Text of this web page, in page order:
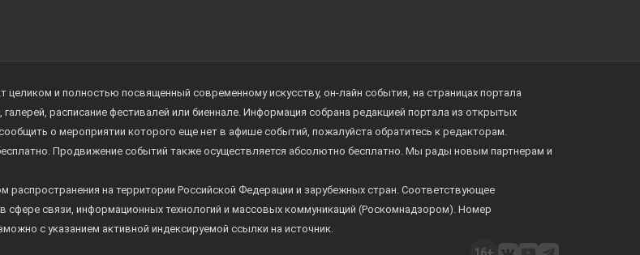
и полностью посвященный современному искусству, он-лайн события, на страницах портала
расписание фестивалей или биеннале. Информация собрана редакцией портала из открытых
о мероприятии которого еще нет в афише событий, пожалуйста обратитесь к редакторам.
Продвижение событий также осуществляется абсолютно бесплатно. Мы рады новым партнерам и
распространения на территории Российской Федерации и зарубежных стран. Соответствующее
связи, информационных технологий и массовых коммуникаций (Роскомнадзором). Номер
с указанием активной индексируемой ссылки на источник.